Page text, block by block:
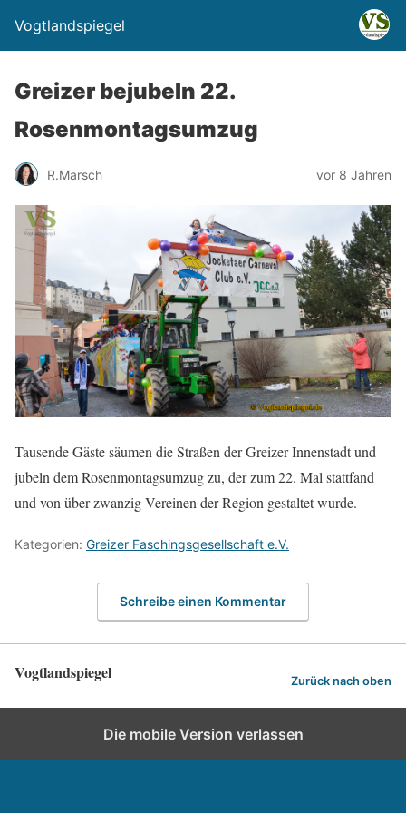
Vogtlandspiegel
Greizer bejubeln 22.
Rosenmontagsumzug
R.Marsch vor 8 Jahren
Tausende Gäste säumen die Straßen der Greizer Innenstadt und
jubeln dem Rosenmontagsumzug zu, der zum 22. Mal stattfand
und von über zwanzig Vereinen der Region gestaltet wurde.
Kategorien: Greizer Faschingsgesellschaft e.V.
Schreibe einen Kommentar
Vogtlandspiegel Zurück nach oben
Die mobile Version verlassen